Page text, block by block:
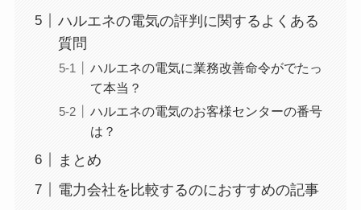
ハルエネの電気の評判に関するよくある
質問
ハルエネの電気に業務改善命令がでたっ
て本当？
ハルエネの電気のお客様センターの番号
は？
まとめ
電力会社を比較するのにおすすめの記事